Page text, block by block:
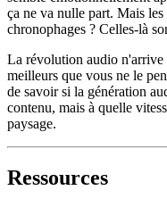
ça ne va nulle part. Mais
chronophages ? Celles-là
La révolution audio n'arrive
meilleurs que vous ne le
de savoir si la génération
contenu, mais à quelle
paysage.
Ressources